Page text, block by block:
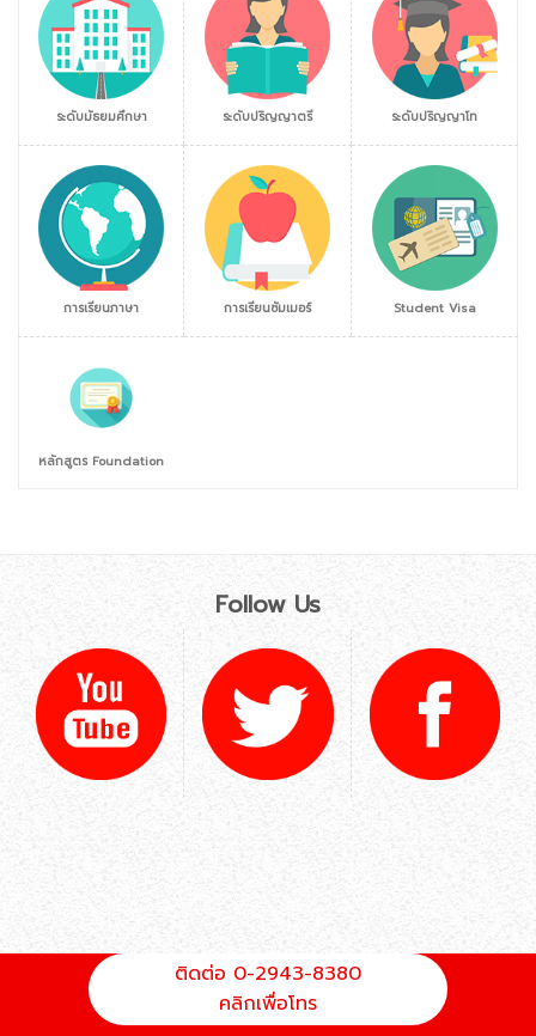
ระดับมัธยมศึกษา ระดับปริญญาตรี ระดับปริญญาโท
การเรียนภาษา การเรียนซัมเมอร์ Student Visa
หลักสูตร Foundation
Follow Us
ติดต่อ 0-2943-8380
คลิกเพื่อโทร